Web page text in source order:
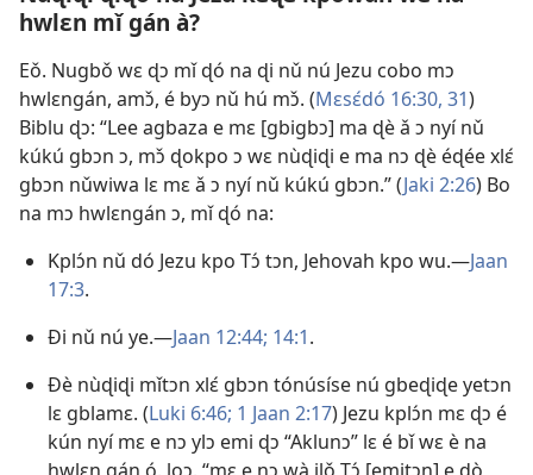
hwlɛn mǐ gán à?
Eǒ. Nugbǒ wɛ ɖɔ mǐ ɖó na ɖi nǔ nú Jezu cobo mɔ
hwlɛngán, amɔ̌, é byɔ nǔ hú mɔ̌. (Mɛsɛ́dó 16:30, 31)
Biblu ɖɔ: “Lee agbaza e mɛ [gbigbɔ] ma ɖè ǎ ɔ nyí nǔ
kúkú gbɔn ɔ, mɔ̌ ɖokpo ɔ wɛ nùɖiɖi e ma nɔ ɖè éɖée xlɛ́
gbɔn nǔwiwa lɛ mɛ ǎ ɔ nyí nǔ kúkú gbɔn.” (Jaki 2:26) Bo
na mɔ hwlɛngán ɔ, mǐ ɖó na:
Kplɔ́n nǔ dó Jezu kpo Tɔ́ tɔn, Jehovah kpo wu.—Jaan
17:3.
Ði nǔ nú ye.—Jaan 12:44; 14:1.
Ðè nùɖiɖi mǐtɔn xlɛ́ gbɔn tónúsíse nú gbeɖiɖe yetɔn
lɛ gblamɛ. (Luki 6:46; 1 Jaan 2:17) Jezu kplɔ́n mɛ ɖɔ é
kún nyí mɛ e nɔ ylɔ emi ɖɔ “Aklunɔ” lɛ é bǐ wɛ è na